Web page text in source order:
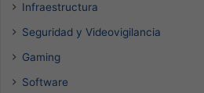
Infraestructura
Seguridad y Videovigilancia
Gaming
Software